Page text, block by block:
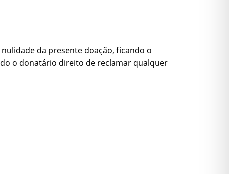
da presente doação, ficando o
o donatário direito de reclamar qualquer